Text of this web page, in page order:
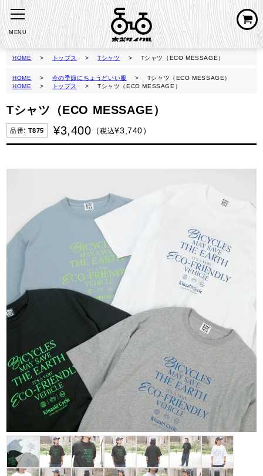
MENU
HOME トップス Tシャツ Tシャツ（ECO MESSAGE）
HOME 今の季節にちょうどいい服
Tシャツ（ECO MESSAGE）
HOME
トップス Tシャツ（ECO MESSAGE）
Tシャツ（ECO MESSAGE）
T875 ¥3,400 ¥3,740
税込